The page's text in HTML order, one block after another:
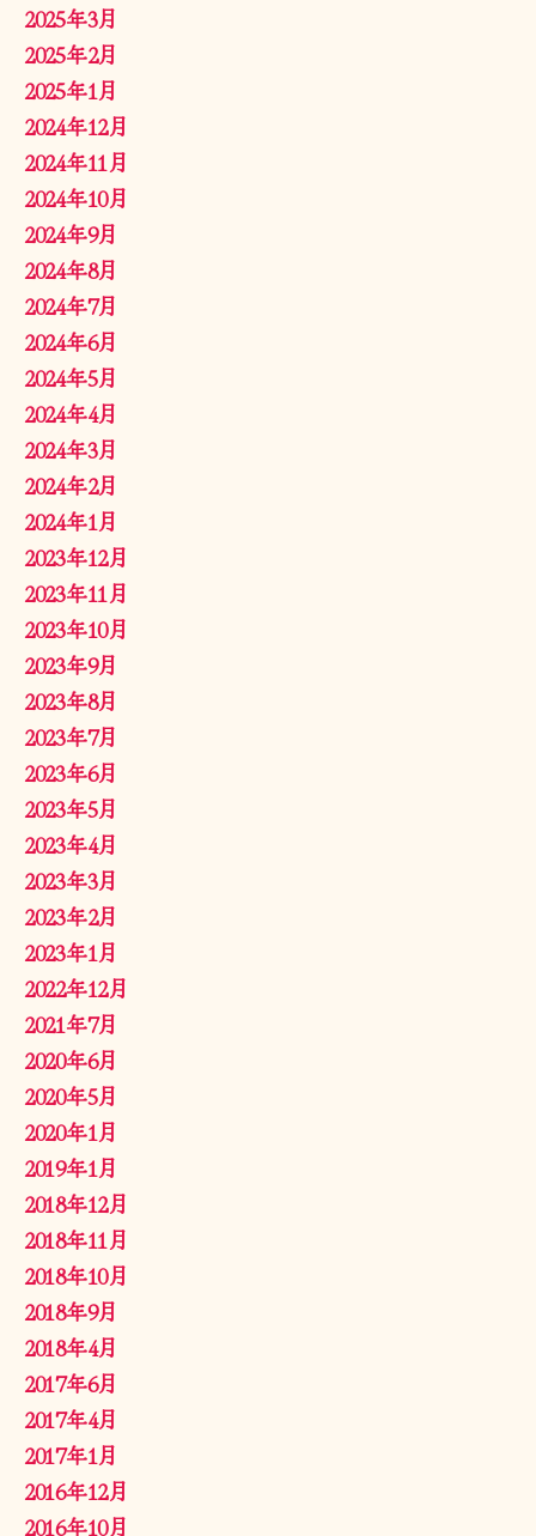
2025年3月
2025年2月
2025年1月
2024年12月
2024年11月
2024年10月
2024年9月
2024年8月
2024年7月
2024年6月
2024年5月
2024年4月
2024年3月
2024年2月
2024年1月
2023年12月
2023年11月
2023年10月
2023年9月
2023年8月
2023年7月
2023年6月
2023年5月
2023年4月
2023年3月
2023年2月
2023年1月
2022年12月
2021年7月
2020年6月
2020年5月
2020年1月
2019年1月
2018年12月
2018年11月
2018年10月
2018年9月
2018年4月
2017年6月
2017年4月
2017年1月
2016年12月
2016年10月